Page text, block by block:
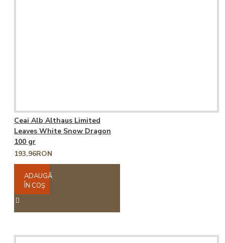
Ceai Alb Althaus Limited
Leaves White Snow Dragon
100 gr
193,96RON
ADAUGĂ
ÎN COŞ